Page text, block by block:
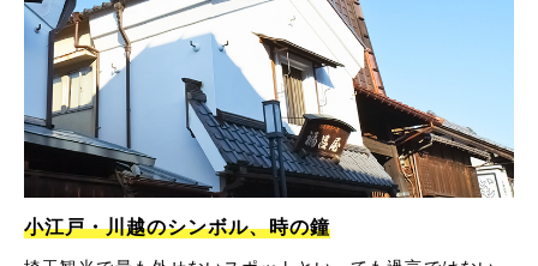
小江戸・川越のシンボル、時の鐘